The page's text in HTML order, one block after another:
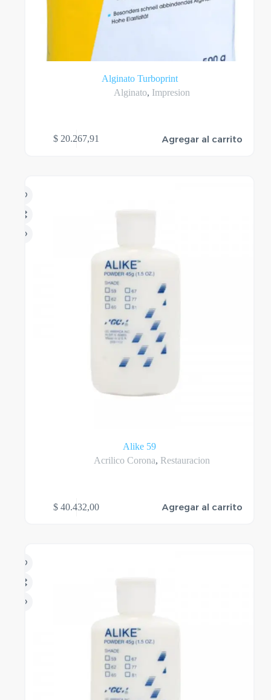
Alginato Turboprint
Alginato, Impresion
$ 20.267,91 Agregar al carrito
Alike 59
Acrilico Corona, Restauracion
$ 40.432,00 Agregar al carrito